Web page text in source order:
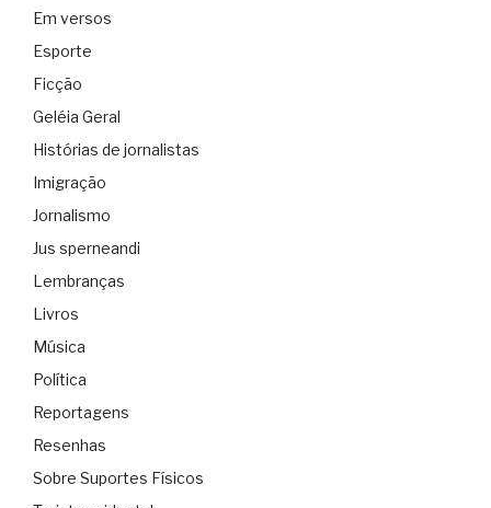
Em versos
Esporte
Ficção
Geléia Geral
Histórias de jornalistas
Imigração
Jornalismo
Jus sperneandi
Lembranças
Livros
Música
Política
Reportagens
Resenhas
Sobre Suportes Físicos